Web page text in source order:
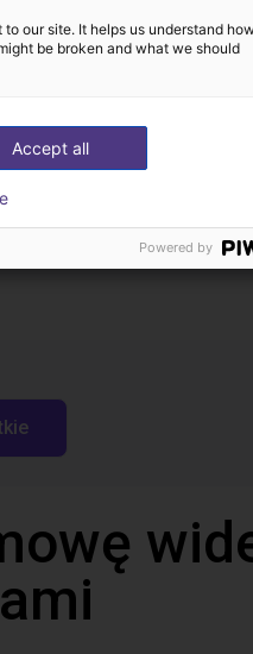
our site. It helps us understand
be broken and what we should
Accept all
Powered by